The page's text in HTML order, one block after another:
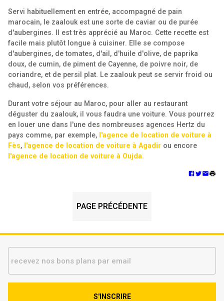
Servi habituellement en entrée, accompagné de pain
marocain, le zaalouk est une sorte de caviar ou de purée
d'aubergines. Il est très apprécié au Maroc. Cette recette est
facile mais plutôt longue à cuisiner. Elle se compose
d'aubergines, de tomates, d'ail, d'huile d'olive, de paprika
doux, de cumin, de piment de Cayenne, de poivre noir, de
coriandre, et de persil plat. Le zaalouk peut se servir froid ou
chaud, selon vos préférences.
Durant votre séjour au Maroc, pour aller au restaurant
déguster du zaalouk, il vous faudra une voiture. Vous pourrez
en louer une dans l'une des nombreuses agences Hertz du
pays comme, par exemple, l'agence de location de voiture à
Fès, l'agence de location de voiture à Agadir ou encore
l'agence de location de voiture à Oujda.
PAGE PRÉCÉDENTE
S'INSCRIRE